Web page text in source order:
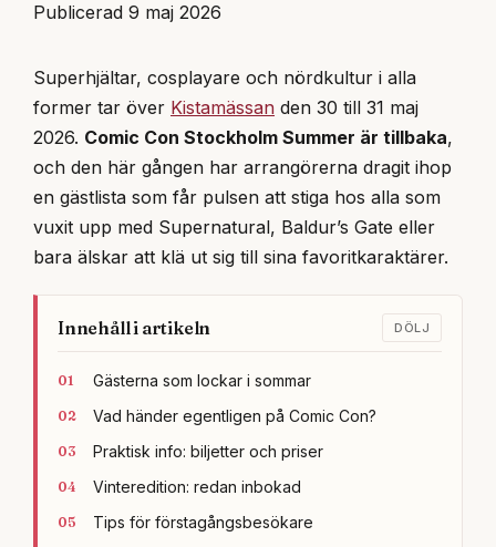
Publicerad 9 maj 2026
Superhjältar, cosplayare och nördkultur i alla
former tar över Kistamässan den 30 till 31 maj
2026. Comic Con Stockholm Summer är tillbaka,
och den här gången har arrangörerna dragit ihop
en gästlista som får pulsen att stiga hos alla som
vuxit upp med Supernatural, Baldur’s Gate eller
bara älskar att klä ut sig till sina favoritkaraktärer.
Innehåll i artikeln DÖLJ
Gästerna som lockar i sommar
Vad händer egentligen på Comic Con?
Praktisk info: biljetter och priser
Vinteredition: redan inbokad
Tips för förstagångsbesökare